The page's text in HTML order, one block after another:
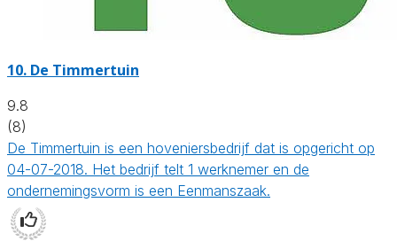
10. De Timmertuin
9.8
(8)
De Timmertuin is een hoveniersbedrijf dat is opgericht op
04-07-2018. Het bedrijf telt 1 werknemer en de
ondernemingsvorm is een Eenmanszaak.